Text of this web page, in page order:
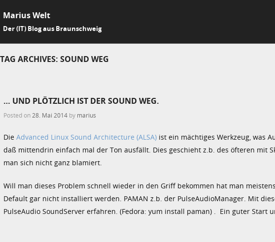
Marius Welt
Der (IT) Blog aus Braunschweig
TAG ARCHIVES: SOUND WEG
… UND PLÖTZLICH IST DER SOUND WEG.
Posted on 28. Mai 2014 by marius
Die Advanced Linux Sound Architecture (ALSA) ist ein mächtiges Werkzeug, was
daß mittendrin einfach mal der Ton ausfällt. Dies geschieht z.b. des öfteren mit
man sich nicht ganz blamiert.
Will man dieses Problem schnell wieder in den Griff bekommen hat man
Default gar nicht installiert werden. PAMAN z.b. der PulseAudioManager. Mit
PulseAudio SoundServer erfahren. (Fedora: yum install paman) . Ein guter Start